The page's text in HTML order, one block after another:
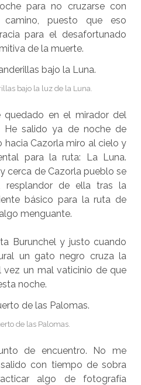
para no cruzarse con
puesto que eso
para el desafortunado
de la muerte.
bajo la luz de la Luna.
quedado en el mirador del
He salido ya de noche de
hacia Cazorla miro al cielo y
para la ruta: La Luna.
cerca de Cazorla pueblo se
resplandor de ella tras la
básico para la ruta de
menguante.
Burunchel y justo cuando
un gato negro cruza la
vez un mal vaticinio de que
noche.
de las Palomas.
de encuentro. No me
con tiempo de sobra
algo de fotografía